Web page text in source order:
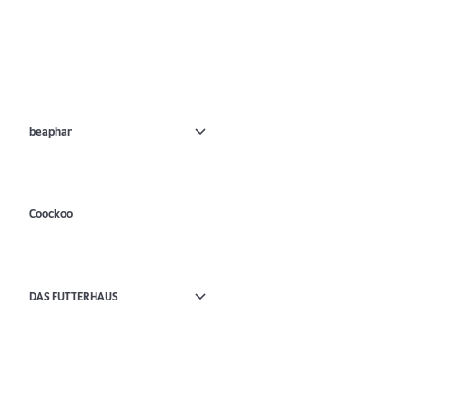
beaphar
Coockoo
DAS FUTTERHAUS